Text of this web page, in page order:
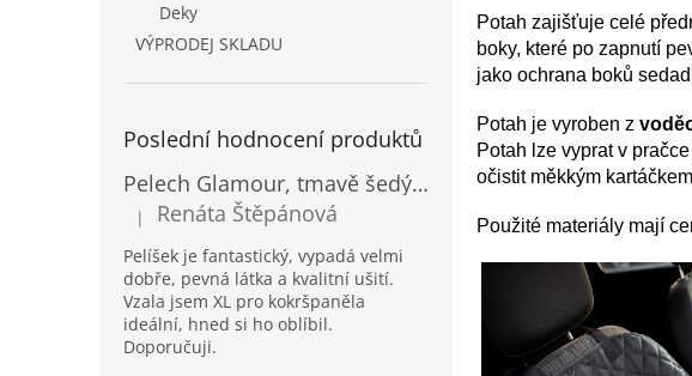
Deky
VÝPRODEJ SKLADU
Poslední hodnocení produktů
Pelech Glamour, tmavě šedý Inari
Hodnocení produktu je 5 z 5 hvězdiček.
| Renáta Štěpánová
Pelíšek je fantastický, vypadá velmi
dobře, pevná látka a kvalitní ušití.
Vzala jsem XL pro kokršpaněla
ideální, hned si ho oblíbil.
Doporučuji.
Potah zajišťuje celé
boky, které po zapnutí
jako ochrana boků
Potah je vyroben z
Potah lze vyprat v
očistit měkkým
Použité materiály mají